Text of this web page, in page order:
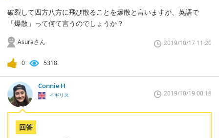
破裂して四方八方に飛び散ることを爆散と言いますが、英語で
「爆散」って何て言うのでしょうか？
Asuraさん 2019/10/17 11:20
0 5318
Connie H
イギリス 2019/10/19 00:18
回答